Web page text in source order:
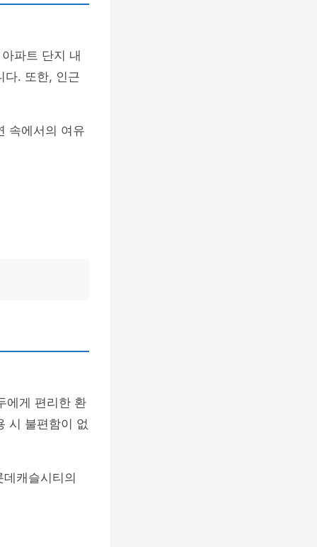
파트 단지 내
다. 또한, 인근
속에서의 여유
에게 편리한 환
시 불편함이 없
캐슬시티의